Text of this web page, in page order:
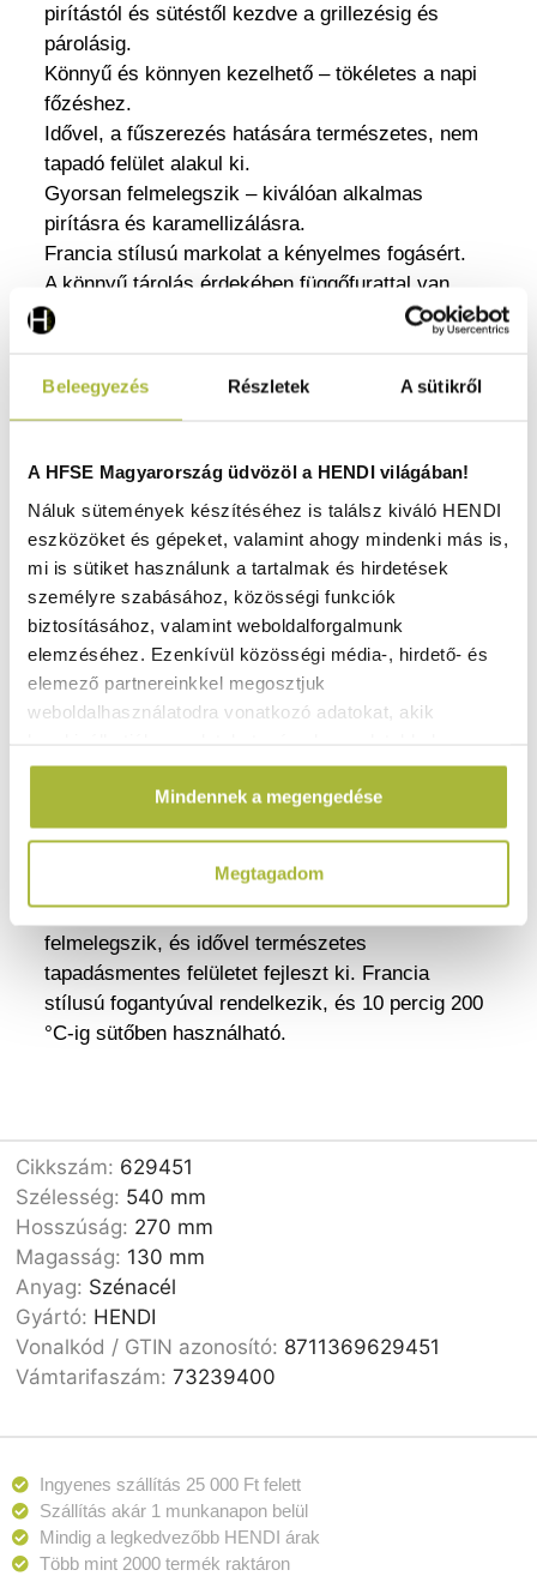
Beleegyezés Részletek A sütikről
A HFSE Magyarország üdvözöl a HENDI világában!
Náluk sütemények készítéséhez is találsz kiváló HENDI
eszközöket és gépeket, valamint ahogy mindenki más is,
mi is sütiket használunk a tartalmak és hirdetések
személyre szabásához, közösségi funkciók
biztosításához, valamint weboldalforgalmunk
elemzéséhez. Ezenkívül közösségi média-, hirdető- és
elemező partnereinkkel megosztjuk
weboldalhasználatodra vonatkozó adatokat, akik
amelyeket Te adtál meg számukra vagy az általad
használt más szolgáltatásokból gyűjtöttek.
Mindennek a megengedése
Megtagadom
pirítástól és sütéstől kezdve a grillezésig és
párolásig.
Könnyű és könnyen kezelhető – tökéletes a napi
főzéshez.
Idővel, a fűszerezés hatására természetes, nem
tapadó felület alakul ki.
Gyorsan felmelegszik – kiválóan alkalmas
pirításra és karamellizálásra.
Francia stílusú markolat a kényelmes fogásért.
A könnyű tárolás érdekében függőfurattal van
ellátva.
legfeljebb 200 °C hőmérsékleten.
Gyorsan felmelegszik a precíz szabályozás és
Minden hőforrással kompatibilis, beleértve az
Francia stílusú markolat a kényelmes fogásért.
Ergonomikus karbonacélból készült fogantyú lógó
furattal.
Különböző hőforrásokhoz, például indukciós,
gáz-, elektromos és kerámia hőforrásokhoz
Mosogatógépben nem mosható.
Kiváló hővezető képesség.
Szilárd szerkezet, nagyon hosszú élettartam.
A HENDI lyonnaise serpenyő alkalmas pirításra,
sütésre és párolásra. Könnyű, gyorsan
felmelegszik, és idővel természetes
tapadásmentes felületet fejleszt ki. Francia
stílusú fogantyúval rendelkezik, és 10 percig 200
°C-ig sütőben használható.
Cikkszám: 629451
Szélesség: 540 mm
Hosszúság: 270 mm
Magasság: 130 mm
Anyag: Szénacél
Gyártó: HENDI
Vonalkód / GTIN azonosító: 8711369629451
Vámtarifaszám:73239400
Ingyenes szállítás 25 000 Ft felett
Szállítás akár 1 munkanapon belül
Mindig a legkedvezőbb HENDI árak
Több mint 2000 termék raktáron